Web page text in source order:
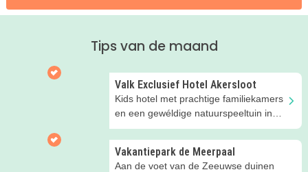
Tips van de maand
Valk Exclusief Hotel Akersloot
Kids hotel met prachtige familiekamers
en een gewéldige natuurspeeltuin in
Noord-Holland
Vakantiepark de Meerpaal
Aan de voet van de Zeeuwse duinen